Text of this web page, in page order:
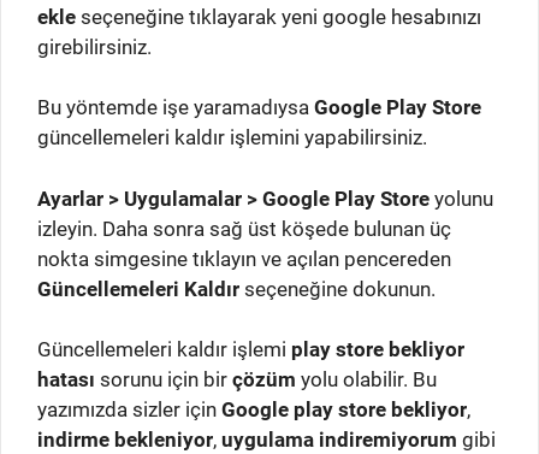
ekle seçeneğine tıklayarak yeni google hesabınızı
girebilirsiniz.
Bu yöntemde işe yaramadıysa Google Play Store
güncellemeleri kaldır işlemini yapabilirsiniz.
Ayarlar > Uygulamalar > Google Play Store yolunu
izleyin. Daha sonra sağ üst köşede bulunan üç
nokta simgesine tıklayın ve açılan pencereden
Güncellemeleri Kaldır seçeneğine dokunun.
Güncellemeleri kaldır işlemi play store bekliyor
hatası sorunu için bir çözüm yolu olabilir. Bu
yazımızda sizler için Google play store bekliyor,
indirme bekleniyor, uygulama indiremiyorum gibi